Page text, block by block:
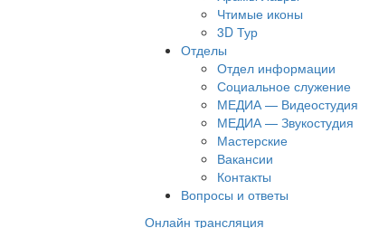
Чтимые иконы
3D Тур
Отделы
Отдел информации
Социальное служение
МЕДИА — Видеостудия
МЕДИА — Звукостудия
Мастерские
Вакансии
Контакты
Вопросы и ответы
Онлайн трансляция